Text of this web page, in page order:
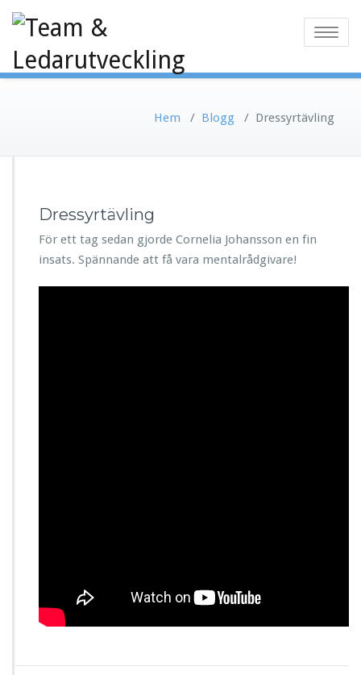
Toggle
Hem / Blogg / Dressyrtävling
Dressyrtävling
För ett tag sedan gjorde Cornelia Johansson en fin
insats. Spännande att få vara mentalrådgivare!